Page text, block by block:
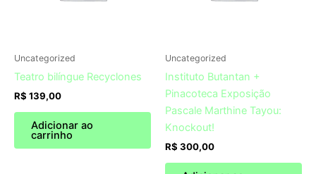
Uncategorized
Teatro bilíngue Recyclones
R$ 139,00
Adicionar ao
carrinho
Uncategorized
Instituto Butantan +
Pinacoteca Exposição
Pascale Marthine Tayou:
Knockout!
R$ 300,00